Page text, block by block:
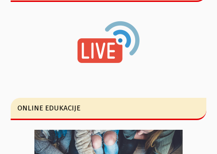
ONLINE EDUKACIJE